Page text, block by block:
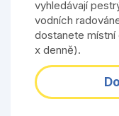
vyhledávají
vodních
dostanete místní
x denně).